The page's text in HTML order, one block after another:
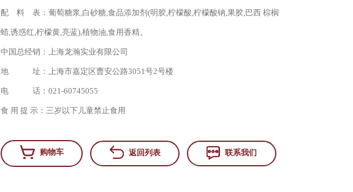
配 料 表： 葡萄糖浆,白砂糖,食品添加剂(明胶,柠檬酸,柠檬酸钠,果胶,巴西 棕榈
蜡,诱惑红,柠檬黄,亮蓝),植物油,食用香精。
中国总经销： 上海龙瀚实业有限公司
地 址： 上海市嘉定区曹安公路3051号2号楼
电 话： 021-60745055
食 用 提 示： 三岁以下儿童禁止食用
购物车 返回列表 联系我们